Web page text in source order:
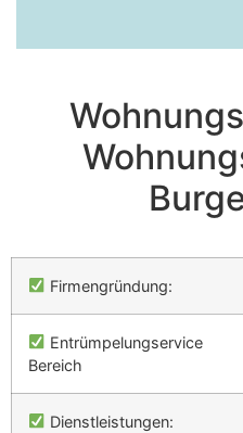
Firmengründung:
Entrümpelungservice
Bereich
Dienstleistungen: